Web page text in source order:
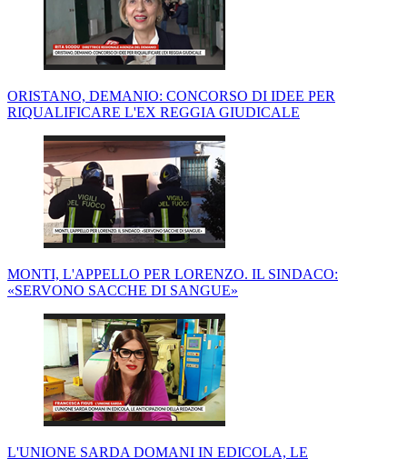
ORISTANO, DEMANIO: CONCORSO DI IDEE PER
RIQUALIFICARE L'EX REGGIA GIUDICALE
MONTI, L'APPELLO PER LORENZO. IL SINDACO:
«SERVONO SACCHE DI SANGUE»
L'UNIONE SARDA DOMANI IN EDICOLA, LE